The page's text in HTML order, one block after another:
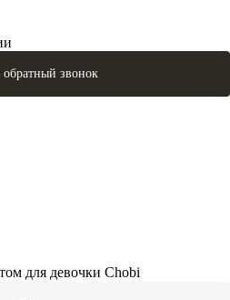
обратный звонок
для девочки Chobi